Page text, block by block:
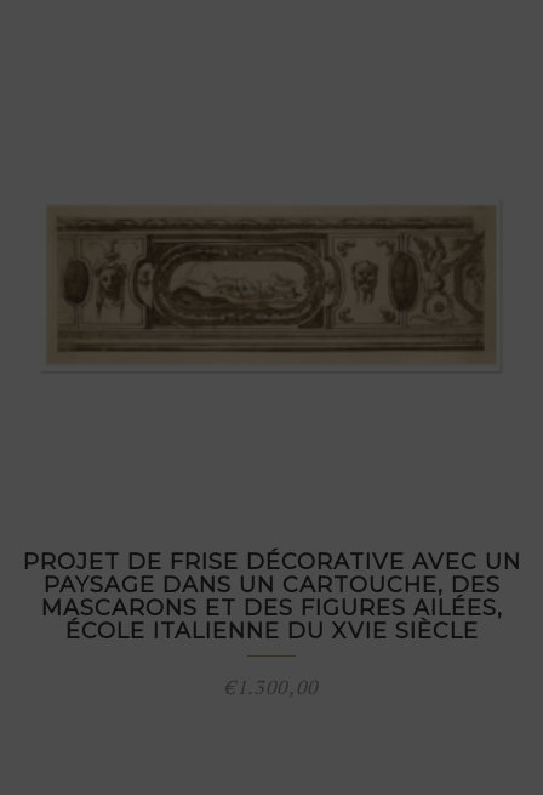
PROJET DE FRISE DÉCORATIVE AVEC UN
PAYSAGE DANS UN CARTOUCHE, DES
MASCARONS ET DES FIGURES AILÉES,
ÉCOLE ITALIENNE DU XVIE SIÈCLE
€1.300,00